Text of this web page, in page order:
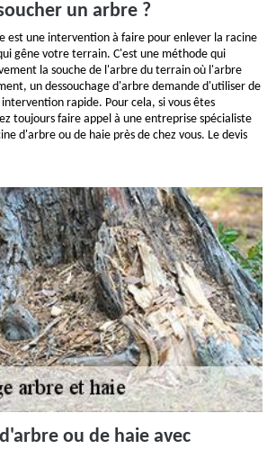
un arbre ?
est une intervention à faire pour enlever la racine
gêne votre terrain. C'est une méthode qui
la souche de l'arbre du terrain où l'arbre
un dessouchage d'arbre demande d'utiliser de
rapide. Pour cela, si vous êtes
toujours faire appel à une entreprise spécialiste
d'arbre ou de haie près de chez vous. Le devis
ou de haie avec